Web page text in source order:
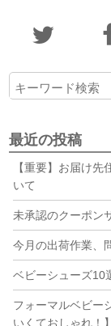
最近の投稿
【重要】お届け
いて
未承認のクーポン
今月の出荷作業、
ベビーシューズ10
フォーマルベビー
いくておしゃれ！